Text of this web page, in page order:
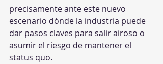
precisamente ante este nuevo
escenario dónde la industria puede
dar pasos claves para salir airoso o
asumir el riesgo de mantener el
status quo.